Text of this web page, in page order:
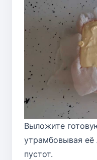
Выложите
утрамбовывая
пустот.